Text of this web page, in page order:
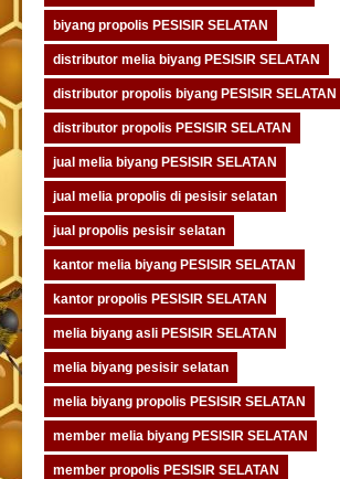
biyang propolis PESISIR SELATAN
distributor melia biyang PESISIR SELATAN
distributor propolis biyang PESISIR SELATAN
distributor propolis PESISIR SELATAN
jual melia biyang PESISIR SELATAN
jual melia propolis di pesisir selatan
jual propolis pesisir selatan
kantor melia biyang PESISIR SELATAN
kantor propolis PESISIR SELATAN
melia biyang asli PESISIR SELATAN
melia biyang pesisir selatan
melia biyang propolis PESISIR SELATAN
member melia biyang PESISIR SELATAN
member propolis PESISIR SELATAN